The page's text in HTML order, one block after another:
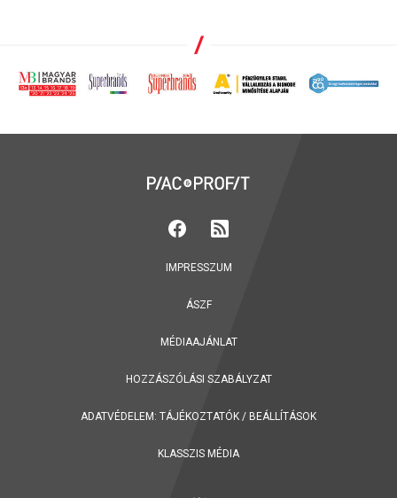
IMPRESSZUM
ÁSZF
MÉDIAAJÁNLAT
HOZZÁSZÓLÁSI SZABÁLYZAT
ADATVÉDELEM: TÁJÉKOZTATÓK / BEÁLLÍTÁSOK
KLASSZIS MÉDIA